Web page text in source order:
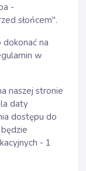
-
słońcem".
na
w
naszej stronie
daty
dostępu do
- 1